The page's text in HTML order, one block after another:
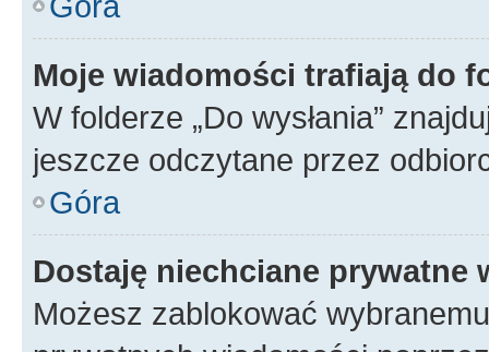
Moje wiadomości trafiają do
W folderze „Do wysłania”
jeszcze odczytane przez
Góra
Dostaję niechciane prywatne
Możesz zablokować